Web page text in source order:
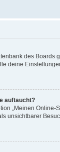
des
deine
auftaucht?
„Meinen
unsichtbarer